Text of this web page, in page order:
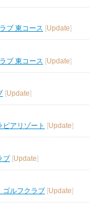
ブ 東コース [Update]
ブ 東コース [Update]
[Update]
ビアリゾート
Update
ブ [Update]
ゴルフクラブ
Update